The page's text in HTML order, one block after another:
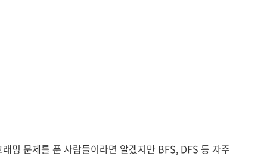
밍 문제를 푼 사람들이라면 알겠지만 BFS, DFS 등 자주